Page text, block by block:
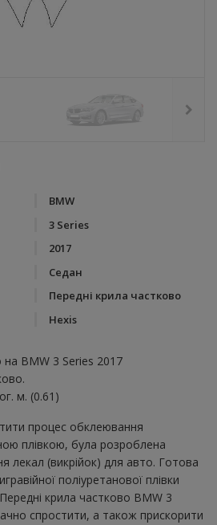
BMW
3 Series
2017
Седан
Передні крила частково
Hexis
на BMW 3 Series 2017
м. (0.61)
процес обклеювання
плівкою, була розроблена
лекал (викрійок) для авто. Готова
поліуретанової плівки
крила частково BMW 3
спростити, а також прискорити